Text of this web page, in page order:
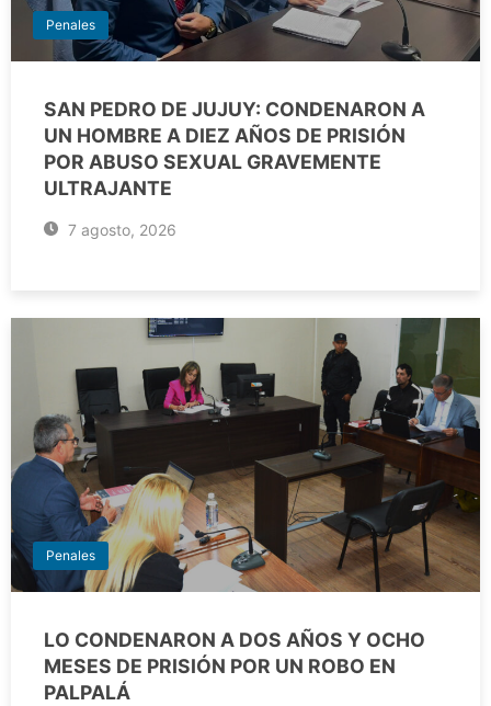
Penales
SAN PEDRO DE JUJUY: CONDENARON A
UN HOMBRE A DIEZ AÑOS DE PRISIÓN
POR ABUSO SEXUAL GRAVEMENTE
ULTRAJANTE
7 agosto, 2026
Penales
LO CONDENARON A DOS AÑOS Y OCHO
MESES DE PRISIÓN POR UN ROBO EN
PALPALÁ